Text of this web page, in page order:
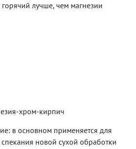
лучше, чем магнезии
хром-кирпич
в основном применяется для
новой сухой обработки